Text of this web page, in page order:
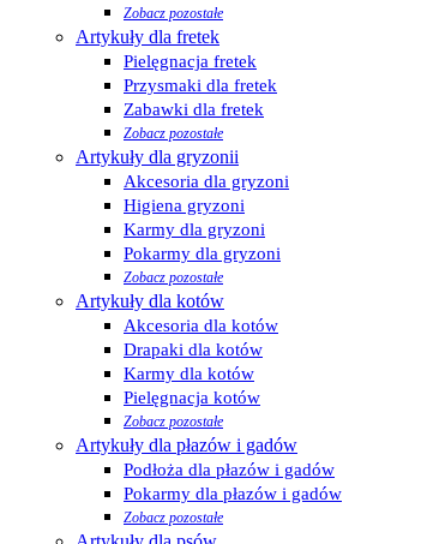
Zobacz pozostałe
Artykuły dla fretek
Pielęgnacja fretek
Przysmaki dla fretek
Zabawki dla fretek
Zobacz pozostałe
Artykuły dla gryzonii
Akcesoria dla gryzoni
Higiena gryzoni
Karmy dla gryzoni
Pokarmy dla gryzoni
Zobacz pozostałe
Artykuły dla kotów
Akcesoria dla kotów
Drapaki dla kotów
Karmy dla kotów
Pielęgnacja kotów
Zobacz pozostałe
Artykuły dla płazów i gadów
Podłoża dla płazów i gadów
Pokarmy dla płazów i gadów
Zobacz pozostałe